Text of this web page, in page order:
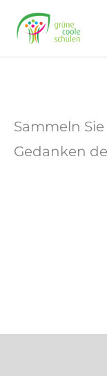
content
Sammeln
Gedanken